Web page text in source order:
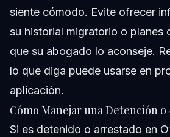
siente cómodo. Evite ofrecer
su historial migratorio o planes
que su abogado lo aconseje.
lo que diga puede usarse en
aplicación.
Cómo Manejar una Detención o
Si es detenido o arrestado en